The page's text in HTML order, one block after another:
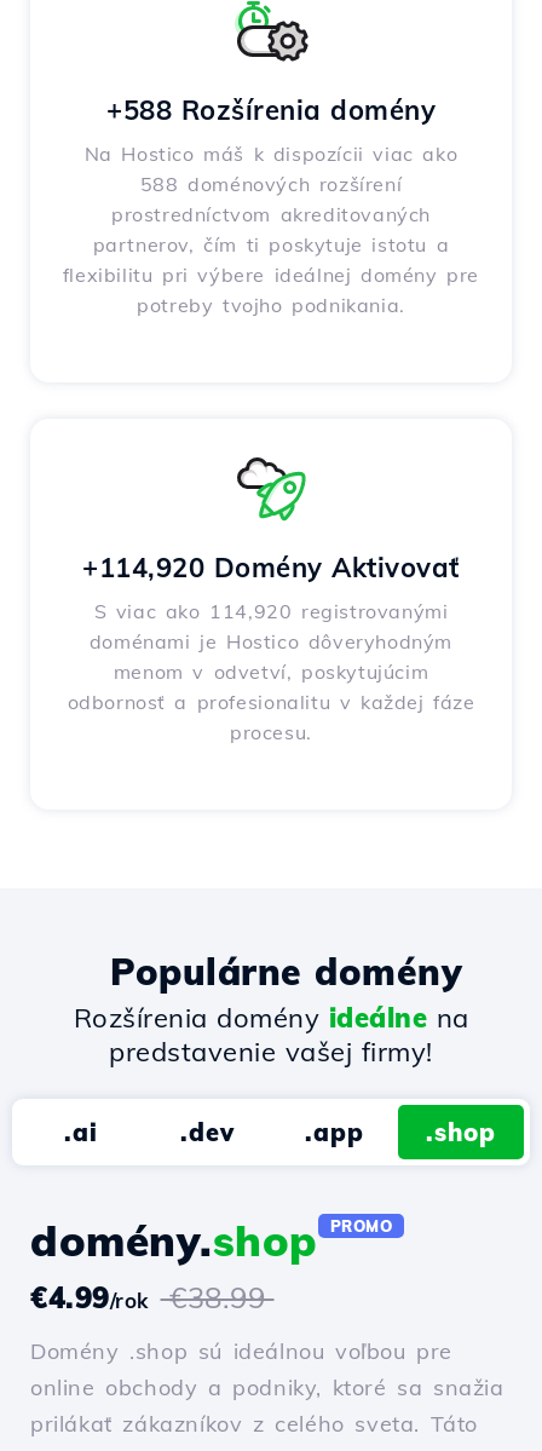
+588 Rozšírenia domény
Na Hostico máš k dispozícii viac ako
588 doménových rozšírení
prostredníctvom akreditovaných
partnerov, čím ti poskytuje istotu a
flexibilitu pri výbere ideálnej domény pre
potreby tvojho podnikania.
+114,920 Domény Aktivovať
S viac ako 114,920 registrovanými
doménami je Hostico dôveryhodným
menom v odvetví, poskytujúcim
odbornosť a profesionalitu v každej fáze
procesu.
Populárne domény
Rozšírenia domény ideálne na
predstavenie vašej firmy!
.ai .dev .app .shop
domény.shop PROMO
€4.99/rok €38.99
Domény .shop sú ideálnou voľbou pre
online obchody a podniky, ktoré sa snažia
prilákať zákazníkov z celého sveta. Táto